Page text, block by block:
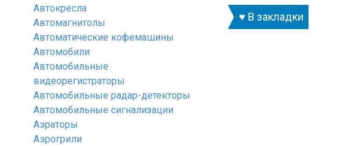
♥ В закладки
Автокресла
Автомагнитолы
Автоматические кофемашины
Автомобили
Автомобильные
видеорегистраторы
Автомобильные радар-детекторы
Автомобильные сигнализации
Аэраторы
Аэрогрили